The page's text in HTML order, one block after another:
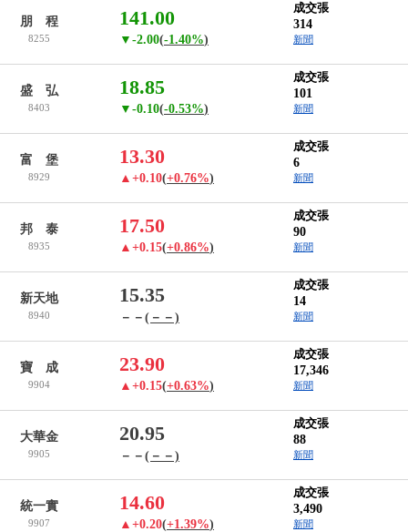
朋 程
8255
141.00
▼-2.00(-1.40%)
成交張
314
新聞
盛 弘
8403
18.85
▼-0.10(-0.53%)
成交張
101
新聞
富 堡
8929
13.30
▲+0.10(+0.76%)
成交張
6
新聞
邦 泰
8935
17.50
▲+0.15(+0.86%)
成交張
90
新聞
新天地
8940
15.35
－－ (－－)
成交張
14
新聞
寶 成
9904
23.90
▲+0.15(+0.63%)
成交張
17,346
新聞
大華金
9905
20.95
－－ (－－)
成交張
88
新聞
統一實
9907
14.60
▲+0.20(+1.39%)
成交張
3,490
新聞